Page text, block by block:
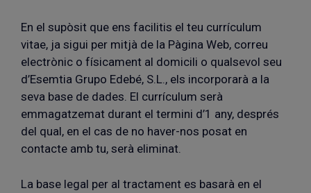
En el supòsit que ens facilitis el teu currículum
vitae, ja sigui per mitjà de la Pàgina Web, correu
electrònic o físicament al domicili o qualsevol seu
d’Esemtia Grupo Edebé, S.L., els incorporarà a la
seva base de dades. El currículum serà
emmagatzemat durant el termini d’1 any, després
del qual, en el cas de no haver-nos posat en
contacte amb tu, serà eliminat.
La base legal per al tractament es basarà en el